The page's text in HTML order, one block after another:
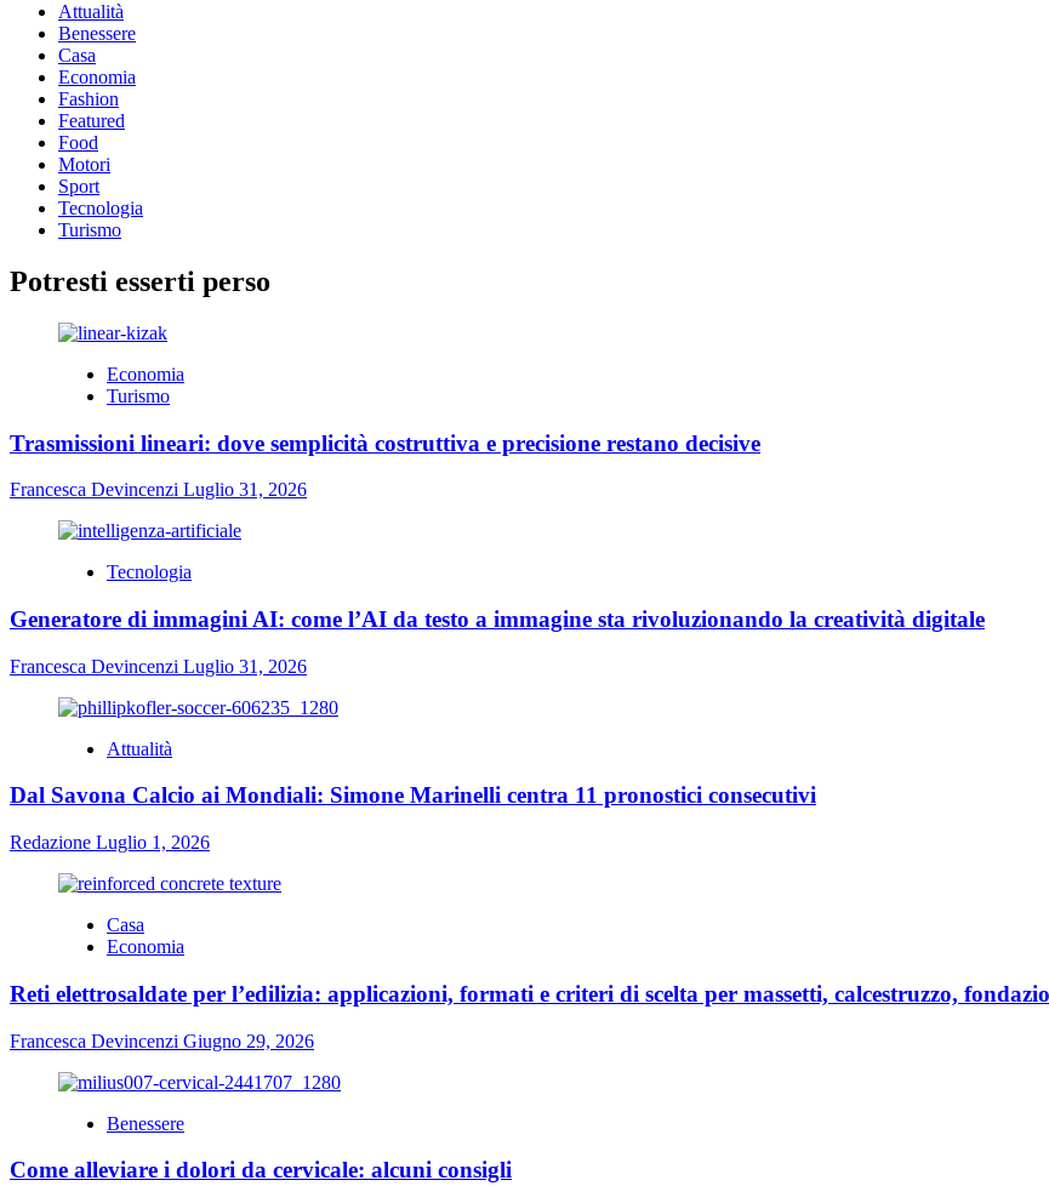
Attualità
Benessere
Casa
Economia
Fashion
Featured
Food
Motori
Sport
Tecnologia
Turismo
Potresti esserti perso
Economia
Turismo
Trasmissioni lineari: dove semplicità costruttiva e precisione restano decisive
Francesca Devincenzi Luglio 31, 2026
Tecnologia
Generatore di immagini AI: come l’AI da testo a immagine sta rivoluzionando la creatività digitale
Francesca Devincenzi Luglio 31, 2026
Attualità
Dal Savona Calcio ai Mondiali: Simone Marinelli centra 11 pronostici consecutivi
Redazione Luglio 1, 2026
Casa
Economia
Reti elettrosaldate per l’edilizia: applicazioni, formati e criteri di scelta per massetti, calcestruzzo,
Francesca Devincenzi Giugno 29, 2026
Benessere
Come alleviare i dolori da cervicale: alcuni consigli